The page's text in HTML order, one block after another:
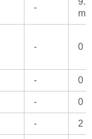
-
- 0
- 0
- 0
- 2